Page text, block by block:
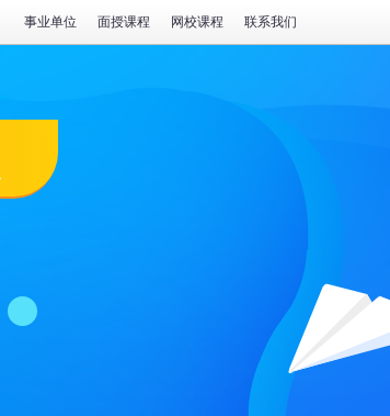
事业单位 面授课程 网校课程 联系我们